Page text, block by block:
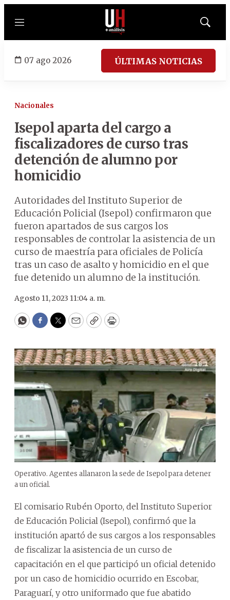
Menú
Mostrar
07 ago 2026 ÚLTIMAS NOTICIAS
Nacionales
Isepol aparta del cargo a
fiscalizadores de curso tras
detención de alumno por
homicidio
Autoridades del Instituto Superior de
Educación Policial (Isepol) confirmaron que
fueron apartados de sus cargos los
responsables de controlar la asistencia de un
curso de maestría para oficiales de Policía
tras un caso de asalto y homicidio en el que
fue detenido un alumno de la institución.
Agosto 11, 2023 11:04 a. m.
WhatsApp
Facebook
Twitter
EmailCopyPrint
Operativo. Agentes allanaron la sede de Isepol para detener
a un oficial.
El comisario Rubén Oporto, del Instituto Superior
de Educación Policial (Isepol), confirmó que la
institución apartó de sus cargos a los responsables
de fiscalizar la asistencia de un curso de
capacitación en el que participó un oficial detenido
por un caso de homicidio ocurrido en Escobar,
Paraguarí, y otro uniformado que fue abatido